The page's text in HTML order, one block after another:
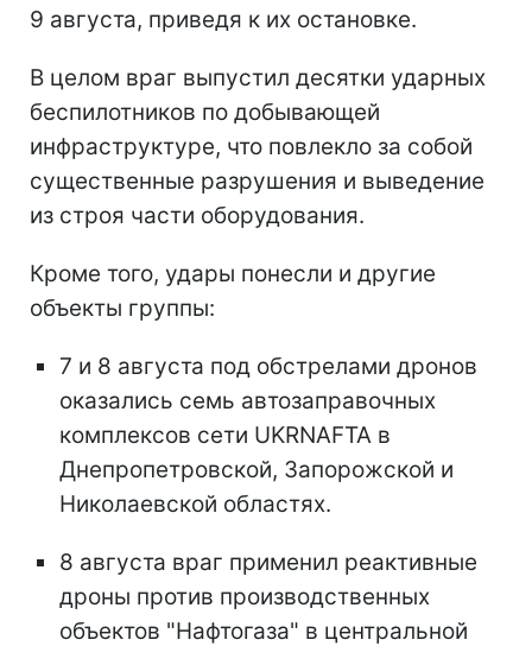
9 августа, приведя к их остановке.
В целом враг выпустил десятки ударных
беспилотников по добывающей
инфраструктуре, что повлекло за собой
существенные разрушения и выведение
из строя части оборудования.
Кроме того, удары понесли и другие
объекты группы:
7 и 8 августа под обстрелами дронов
оказались семь автозаправочных
комплексов сети UKRNAFTA в
Днепропетровской, Запорожской и
Николаевской областях.
8 августа враг применил реактивные
дроны против производственных
объектов "Нафтогаза" в центральной